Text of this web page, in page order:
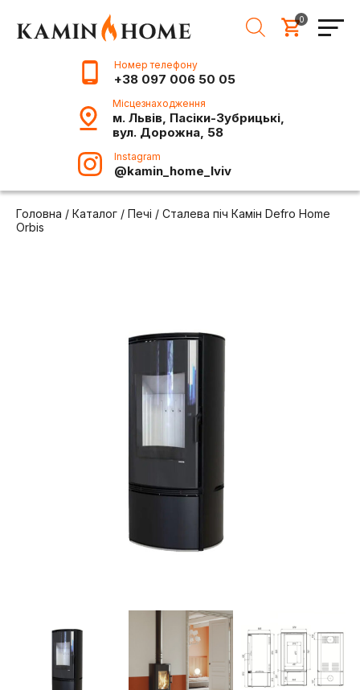
0
Номер телефону
+38 097 006 50 05
Місцезнаходження
м. Львів, Пасіки-Зубрицькі,
вул. Дорожна, 58
Instagram
@kamin_home_lviv
Головна / Каталог / Печі / Сталева піч Камін Defro Home
Orbis